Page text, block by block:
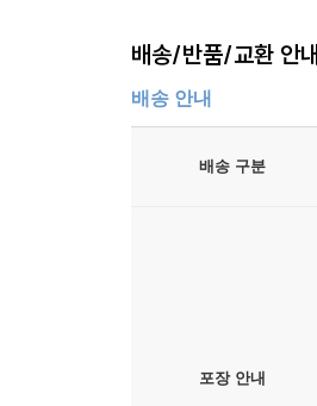
배송/반품/교환 안내
배송 안내
배송 구분
포장 안내